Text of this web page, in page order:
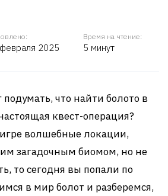
2025
Время на чтение:
5 минут
что найти болото в
квест-операция?
волшебные локации,
загадочным биомом, но не
то сегодня вы попали по
в мир болот и разберемся,